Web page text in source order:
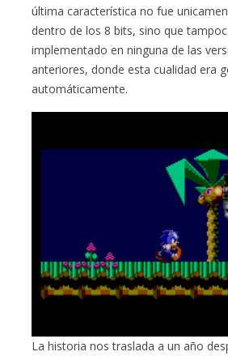
última característica no fue
dentro de los 8 bits, sino que
implementado en ninguna de las
anteriores, donde esta cualidad era
automáticamente.
La historia nos traslada a un año